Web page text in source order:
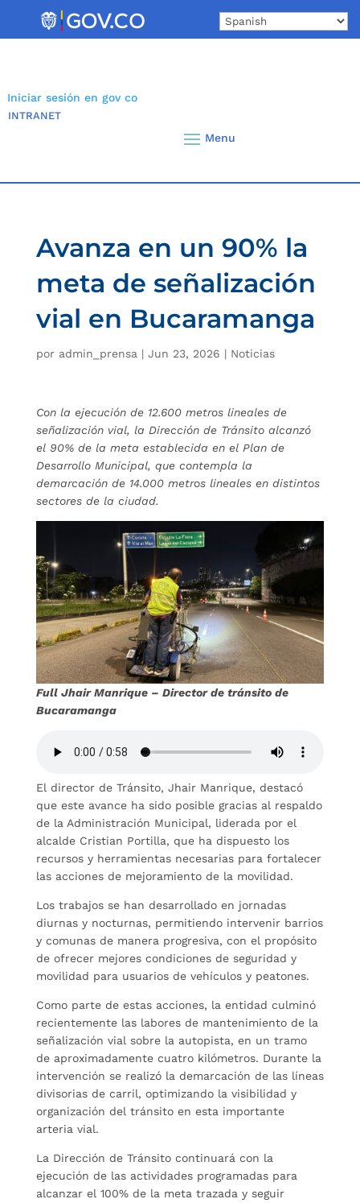
Iniciar sesión en gov co
INTRANET
Avanza en un 90% la
meta de señalización
vial en Bucaramanga
por admin_prensa | Jun 23, 2026 | Noticias
Con la ejecución de 12.600 metros lineales de
señalización vial, la Dirección de Tránsito alcanzó
el 90% de la meta establecida en el Plan de
Desarrollo Municipal, que contempla la
demarcación de 14.000 metros lineales en distintos
sectores de la ciudad.
Full Jhair Manrique – Director de tránsito de
Bucaramanga
El director de Tránsito, Jhair Manrique, destacó
que este avance ha sido posible gracias al respaldo
de la Administración Municipal, liderada por el
alcalde Cristian Portilla, que ha dispuesto los
recursos y herramientas necesarias para fortalecer
las acciones de mejoramiento de la movilidad.
Los trabajos se han desarrollado en jornadas
diurnas y nocturnas, permitiendo intervenir barrios
y comunas de manera progresiva, con el propósito
de ofrecer mejores condiciones de seguridad y
movilidad para usuarios de vehículos y peatones.
Como parte de estas acciones, la entidad culminó
recientemente las labores de mantenimiento de la
señalización vial sobre la autopista, en un tramo
de aproximadamente cuatro kilómetros. Durante la
intervención se realizó la demarcación de las líneas
divisorias de carril, optimizando la visibilidad y
organización del tránsito en esta importante
arteria vial.
La Dirección de Tránsito continuará con la
ejecución de las actividades programadas para
alcanzar el 100% de la meta trazada y seguir